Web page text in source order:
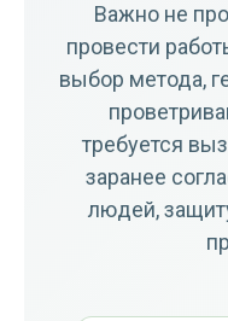
Важно не
провести
выбор метода,
требуется
заранее
людей,